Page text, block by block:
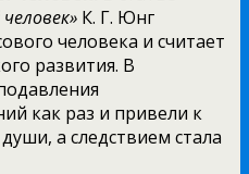
К. Г. Юнг
человека и считает
развития. В
как раз и привели к
а следствием стала